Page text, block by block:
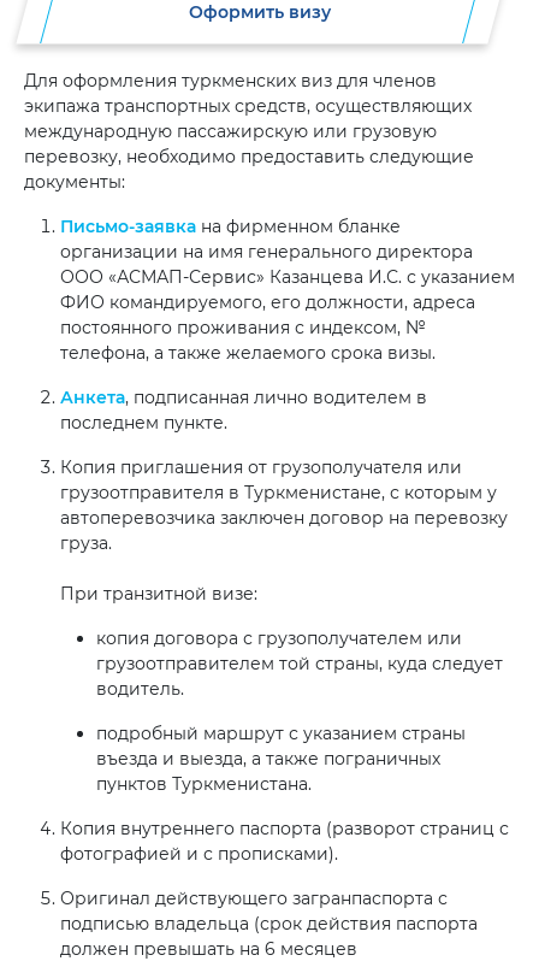
Оформить визу
Для оформления туркменских виз для членов
экипажа транспортных средств, осуществляющих
международную пассажирскую или грузовую
перевозку, необходимо предоставить следующие
документы:
Письмо-заявка на фирменном бланке
организации на имя генерального директора
ООО «АСМАП-Сервис» Казанцева И.С. с указанием
ФИО командируемого, его должности, адреса
постоянного проживания с индексом, №
телефона, а также желаемого срока визы.
Анкета, подписанная лично водителем в
последнем пункте.
Копия приглашения от грузополучателя или
грузоотправителя в Туркменистане, с которым у
автоперевозчика заключен договор на перевозку
груза.
При транзитной визе:
копия договора с грузополучателем или
грузоотправителем той страны, куда следует
водитель.
подробный маршрут с указанием страны
въезда и выезда, а также пограничных
пунктов Туркменистана.
Копия внутреннего паспорта (разворот страниц с
фотографией и с прописками).
Оригинал действующего загранпаспорта с
подписью владельца (срок действия паспорта
должен превышать на 6 месяцев